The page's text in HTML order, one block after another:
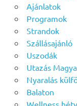
Ajánlatok
Programok
Strandok
Szállásajánló
Uszodák
Utazás
Nyaralás
Balaton
Wellness